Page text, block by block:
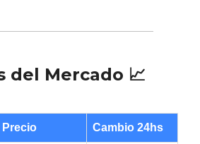
del Mercado 📈
Precio Cambio 24hs